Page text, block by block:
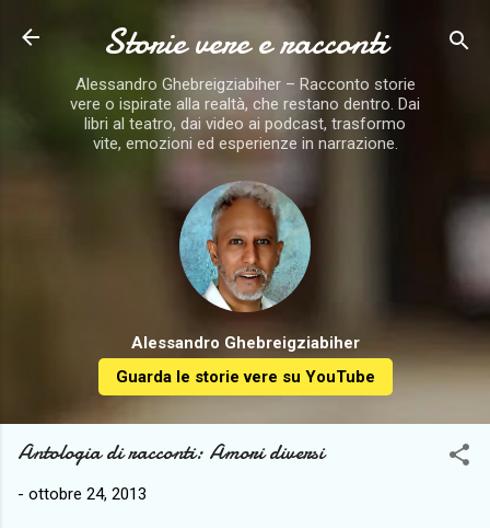
Storie vere e racconti
Alessandro Ghebreigziabiher – Racconto storie
vere o ispirate alla realtà, che restano dentro. Dai
libri al teatro, dai video ai podcast, trasformo
vite, emozioni ed esperienze in narrazione.
Alessandro Ghebreigziabiher
Guarda le storie vere su YouTube
Antologia di racconti: Amori diversi
- ottobre 24, 2013